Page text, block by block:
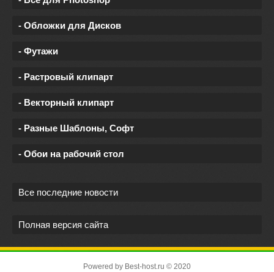
- Обложки для Дисков
- Футажи
- Растровый клипарт
- Векторный клипарт
- Разные Шаблоны, Софт
- Обои на рабочий стол
Все последние новости
Полная версия сайта
Powered by Best-host.ru © 2020